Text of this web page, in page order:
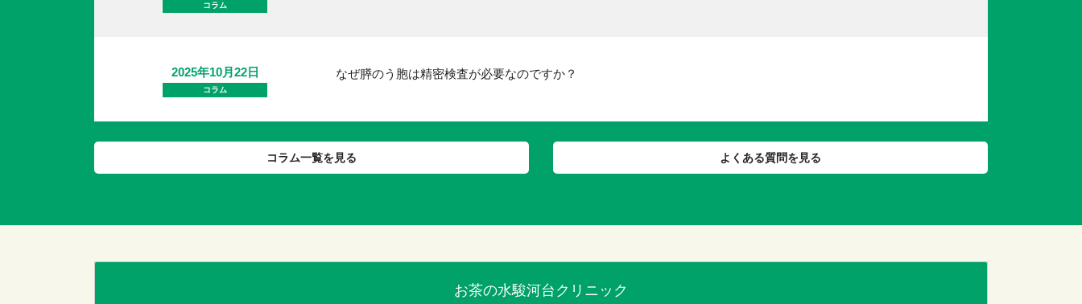
コラム
2025年10月22日
コラム
なぜ膵のう胞は精密検査が必要なのですか？
コラム一覧を見る よくある質問を見る
お茶の水駿河台クリニック